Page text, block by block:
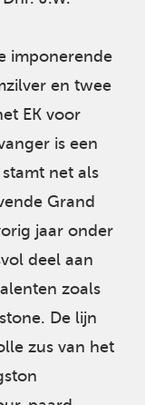
imponerende
en twee
EK voor
is een
net als
Grand
jaar onder
deel aan
zoals
De lijn
zus van het